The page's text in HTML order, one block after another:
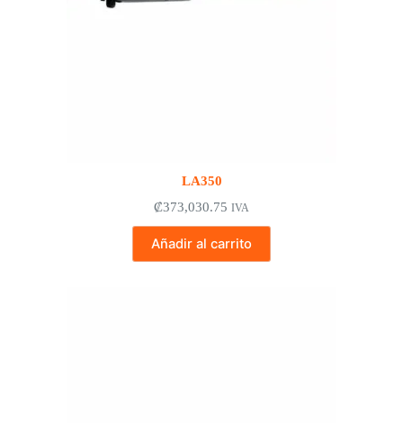
LA350
₡373,030.75 IVA
Añadir al carrito